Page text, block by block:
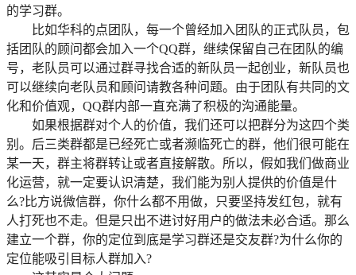
的学习群。
比如华科的点团队，每一个曾经加入团队的正式队员，包
括团队的顾问都会加入一个QQ群，继续保留自己在团队的编
号，老队员可以通过群寻找合适的新队员一起创业，新队员也
可以继续向老队员和顾问请教各种问题。由于团队有共同的文
化和价值观，QQ群内部一直充满了积极的沟通能量。
如果根据群对个人的价值，我们还可以把群分为这四个类
别。 后三类群都是已经死亡或者濒临死亡的群，他们很可能在
某一天，群主将群转让或者直接解散。 所以，假如我们做商业
化运营，就一定要认识清楚，我们能为别人提供的价值是什
么?比方说微信群，你什么都不用做，只要坚持发红包，就有
人打死也不走。但是只出不进讨好用户的做法未必合适。 那么
建立一个群，你的定位到底是学习群还是交友群?为什么你的
定位能吸引目标人群加入?